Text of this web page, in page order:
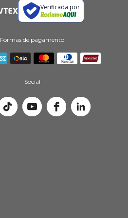
Verificada por
Formas de pagamento
Social